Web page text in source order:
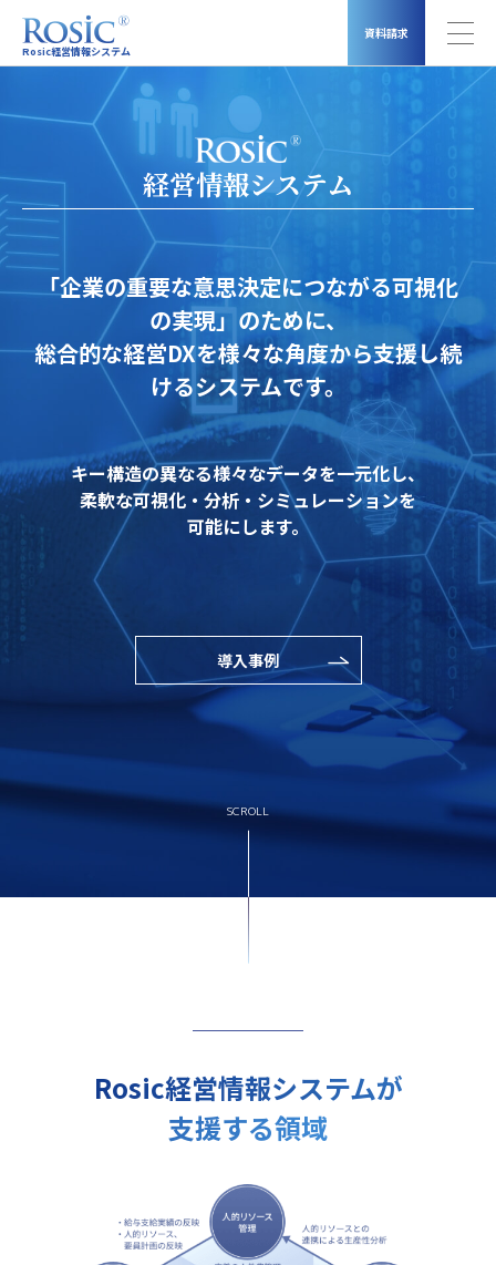
Rosic経営情報システム
資料請求
経営情報システム
「企業の重要な意思決定につながる可視化
の実現」のために、
総合的な経営DXを様々な角度から支援し続
けるシステムです。
キー構造の異なる様々なデータを一元化し、
柔軟な可視化・分析・シミュレーションを
可能にします。
導入事例
SCROLL
Rosic経営情報システムが
支援する領域